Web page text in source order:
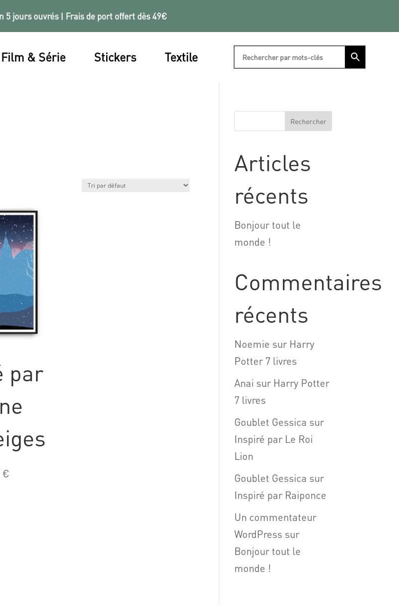
5 jours ouvrés | Frais de port offert dès 49€
Film & Série Stickers Textile
par
€
Rechercher
Articles
récents
Bonjour tout le
monde !
Commentaires
récents
Noemie sur Harry
Potter 7 livres
Anai sur Harry Potter
7 livres
Goublet Gessica sur
Inspiré par Le Roi
Lion
Goublet Gessica sur
Inspiré par Raiponce
Un commentateur
WordPress sur
Bonjour tout le
monde !